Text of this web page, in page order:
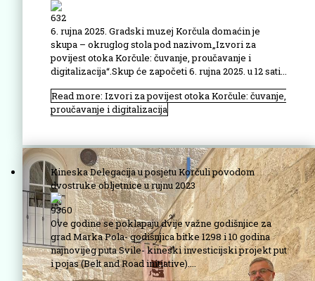
632
6. rujna 2025. Gradski muzej Korčula domaćin je
skupa – okruglog stola pod nazivom„Izvori za
povijest otoka Korčule: čuvanje, proučavanje i
digitalizacija“.Skup će započeti 6. rujna 2025. u 12 sati...
Read more: Izvori za povijest otoka Korčule: čuvanje,
proučavanje i digitalizacija
Kineska Delegacija u posjetu Korčuli povodom
dvostruke obljetnice u rujnu 2023
9360
Ove godine se poklapaju dvije važne godišnjice za
grad Marka Pola- godišnjica bitke 1298 i 10 godina
najnovijeg puta Svile- kineski investicijski projekt put
i pojas (Belt and Road initiative)....